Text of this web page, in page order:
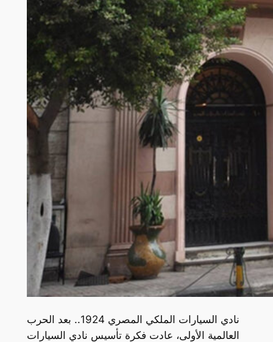
نادي السيارات الملكي المصري 1924.. بعد الحرب
العالمية الأولى، عادت فكرة تأسيس نادي السيارات